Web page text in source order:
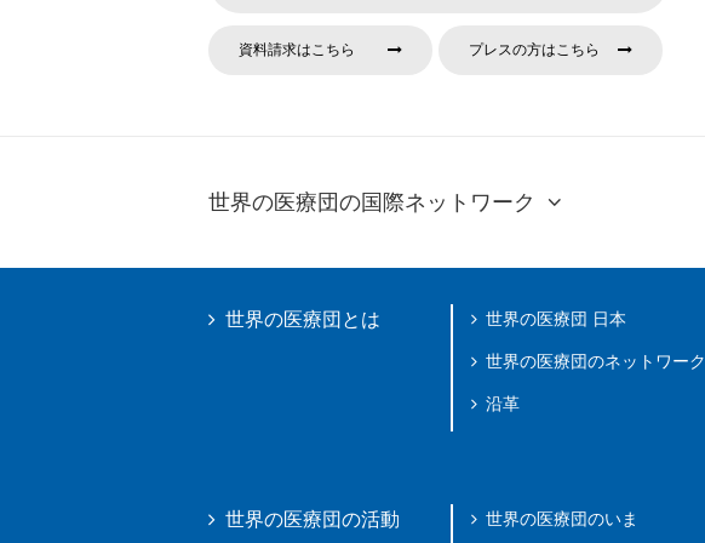
資料請求はこちら プレスの方はこちら
世界の医療団の国際ネットワーク
世界の医療団とは 世界の医療団 日本
世界の医療団のネットワーク
沿革
世界の医療団の活動 世界の医療団のいま